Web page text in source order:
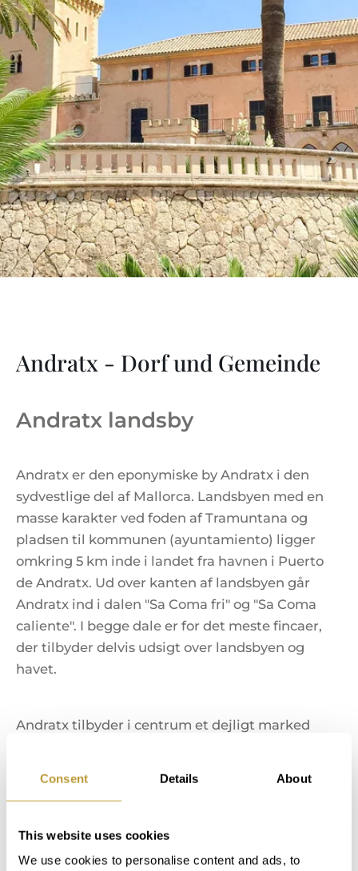
Consent Details About
This website uses cookies
We use cookies to personalise content and ads, to
Andratx - Dorf und Gemeinde
Andratx landsby
Andratx er den eponymiske by Andratx i den
sydvestlige del af Mallorca. Landsbyen med en
masse karakter ved foden af Tramuntana og
pladsen til kommunen (ayuntamiento) ligger
omkring 5 km inde i landet fra havnen i Puerto
de Andratx. Ud over kanten af landsbyen går
Andratx ind i dalen "Sa Coma fri" og "Sa Coma
caliente". I begge dale er for det meste fincaer,
der tilbyder delvis udsigt over landsbyen og
havet.
Andratx tilbyder i centrum et dejligt marked
tilbydes mange håndværk. Foruden et
velassorteret supermarked tilbyder Andratx